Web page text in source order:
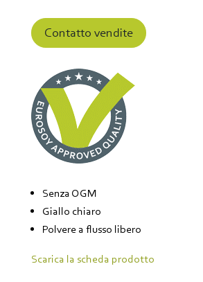
Contatto vendite
Senza OGM
Giallo chiaro
Polvere a flusso libero
Scarica la scheda prodotto